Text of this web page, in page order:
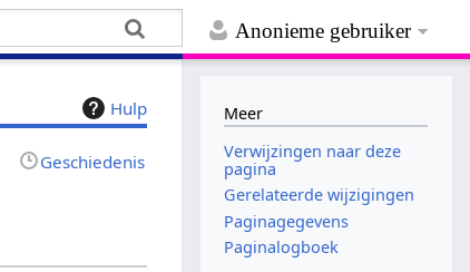
Anonieme gebruiker
Hulp
Geschiedenis
Meer
Verwijzingen naar deze
pagina
Gerelateerde wijzigingen
Paginagegevens
Paginalogboek